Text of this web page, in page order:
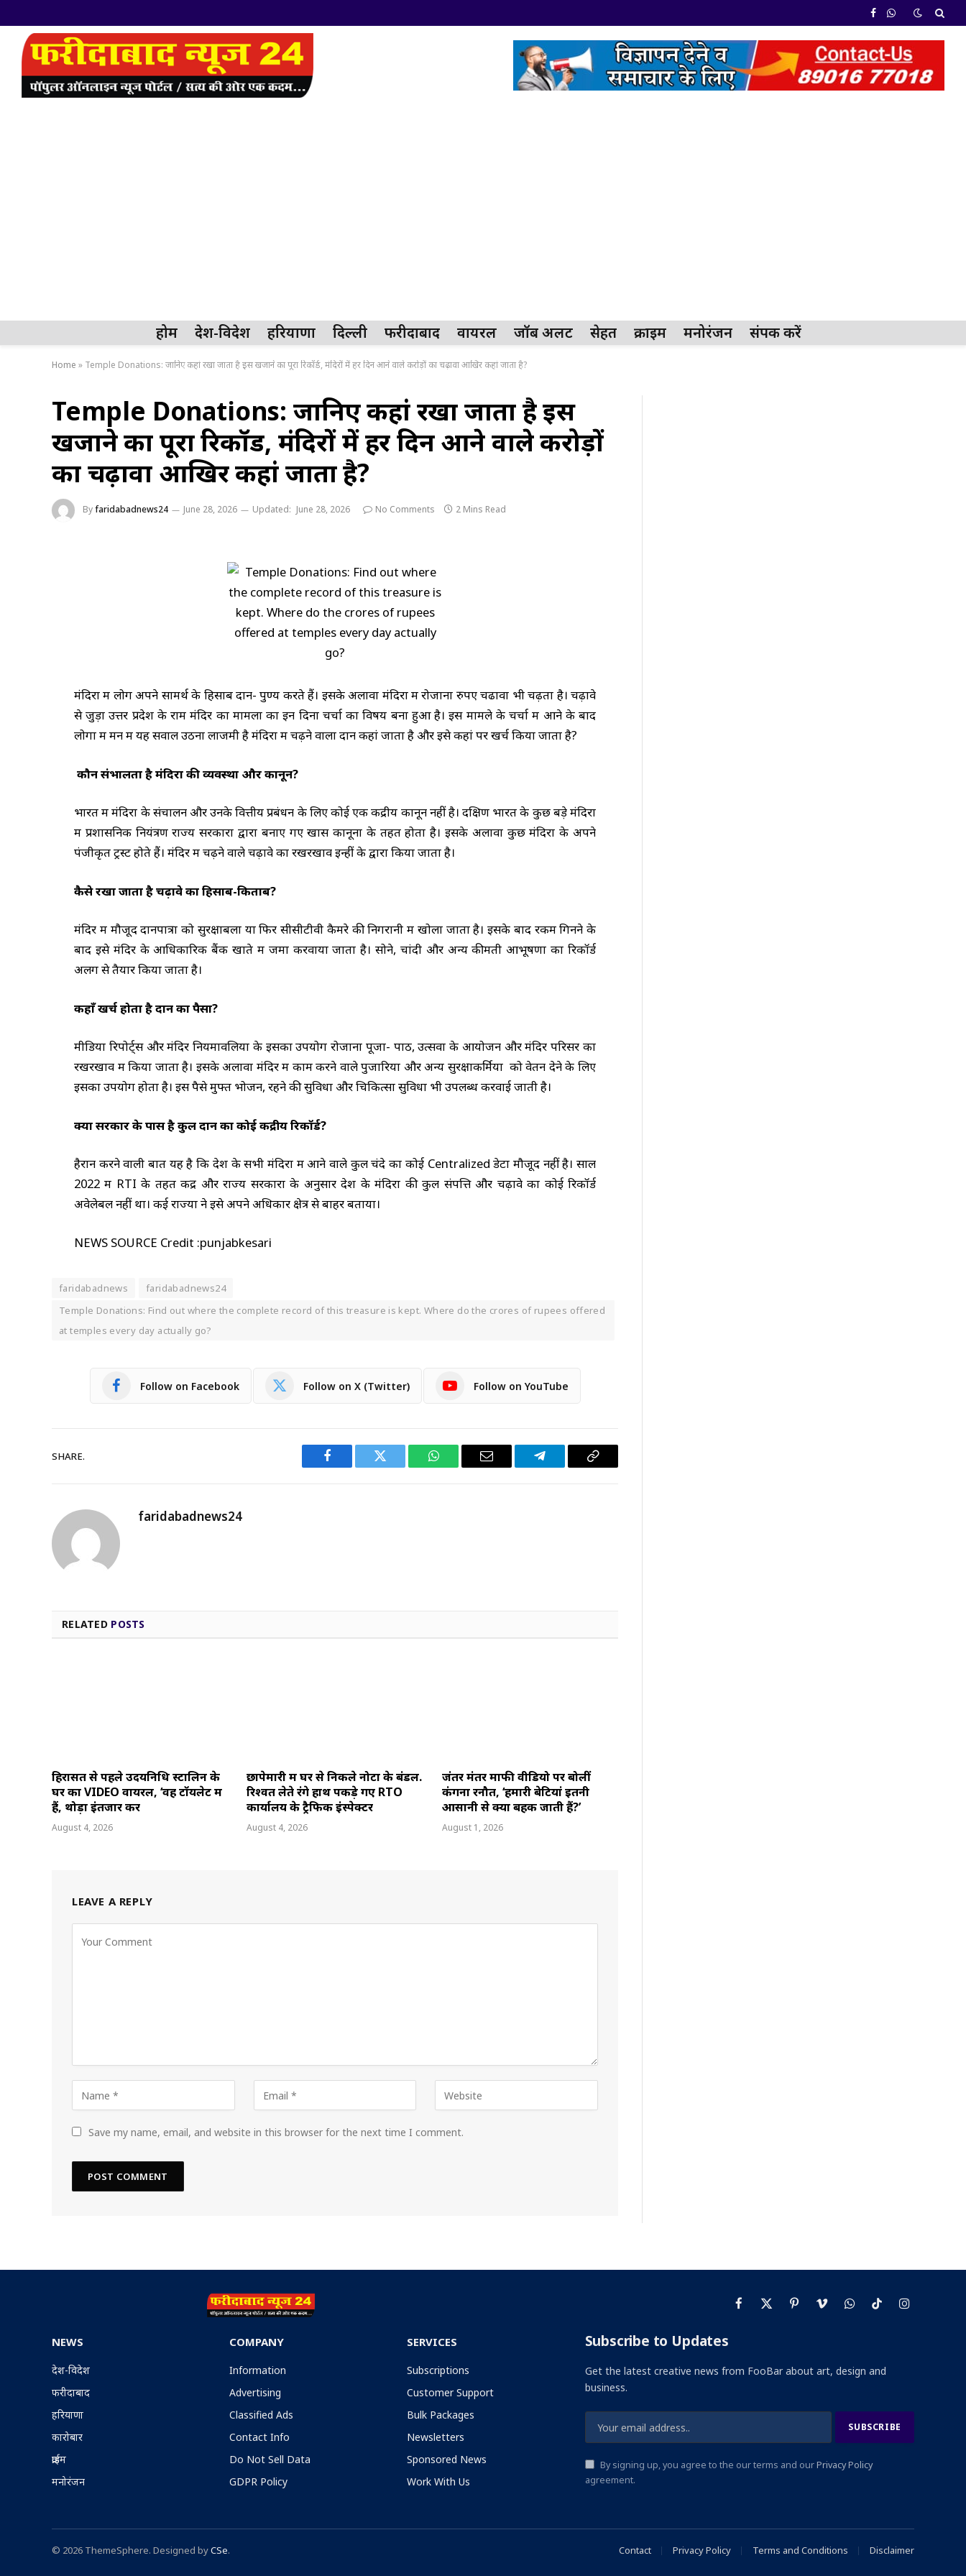
Facebook
WhatsApp
होम देश-विदेश हरियाणा दिल्ली फरीदाबाद वायरल जॉब अलर्ट सेहत क्राईम मनोरंजन संपर्क करें
Home » Temple Donations: जानिए कहां रखा जाता है इस खजाने का पूरा रिकॉर्ड, मंदिरों में हर दिन आने वाले करोड़ों का चढ़ावा आखिर कहां जाता है?
Temple Donations: जानिए कहां रखा जाता है इस
खजाने का पूरा रिकॉर्ड, मंदिरों में हर दिन आने वाले करोड़ों
का चढ़ावा आखिर कहां जाता है?
Byfaridabadnews24 June 28, 2026 Updated: June 28, 2026 No Comments 2 Mins Read
मंदिरों में लोग अपने सामर्थ के हिसाब दान- पुण्य करते हैं। इसके अलावा मंदिरों में रोजाना रुपए चढावा भी चढ़ता है। चढ़ावे
से जुड़ा उत्तर प्रदेश के राम मंदिर का मामला का इन दिनों चर्चा का विषय बना हुआ है। इस मामले के चर्चा में आने के बाद
लोगों में मन में यह सवाल उठना लाजमी है मंदिरों में चढ़ने वाला दान कहां जाता है और इसे कहां पर खर्च किया जाता है?
कौन संभालता है मंदिरों की व्यवस्था और कानून?
भारत में मंदिरों के संचालन और उनके वित्तीय प्रबंधन के लिए कोई एक केंद्रीय कानून नहीं है। दक्षिण भारत के कुछ बड़े मंदिरों
में प्रशासनिक नियंत्रण राज्य सरकारों द्वारा बनाए गए खास कानूनों के तहत होता है। इसके अलावा कुछ मंदिरों के अपने
पंजीकृत ट्रस्ट होते हैं। मंदिर में चढ़ने वाले चढ़ावे का रखरखाव इन्हीं के द्वारा किया जाता है।
कैसे रखा जाता है चढ़ावे का हिसाब-किताब?
मंदिर में मौजूद दानपात्रों को सुरक्षाबलों या फिर सीसीटीवी कैमरे की निगरानी में खोला जाता है। इसके बाद रकम गिनने के
बाद इसे मंदिर के आधिकारिक बैंक खाते में जमा करवाया जाता है। सोने, चांदी और अन्य कीमती आभूषणों का रिकॉर्ड
अलग से तैयार किया जाता है।
कहाँ खर्च होता है दान का पैसा?
मीडिया रिपोर्ट्स और मंदिर नियमावलियों के इसका उपयोग रोजाना पूजा- पाठ, उत्सवों के आयोजन और मंदिर परिसर का
रखरखाव में किया जाता है। इसके अलावा मंदिर में काम करने वाले पुजारियों और अन्य सुरक्षाकर्मियों को वेतन देने के लिए
इसका उपयोग होता है। इस पैसे मुफ्त भोजन, रहने की सुविधा और चिकित्सा सुविधा भी उपलब्ध करवाई जाती है।
क्या सरकार के पास है कुल दान का कोई केंद्रीय रिकॉर्ड?
हैरान करने वाली बात यह है कि देश के सभी मंदिरों में आने वाले कुल चंदे का कोई Centralized डेटा मौजूद नहीं है। साल
2022 में RTI के तहत केंद्र और राज्य सरकारों के अनुसार देश के मंदिरों की कुल संपत्ति और चढ़ावे का कोई रिकॉर्ड
अवेलेबल नहीं था। कई राज्यों ने इसे अपने अधिकार क्षेत्र से बाहर बताया।
NEWS SOURCE Credit :punjabkesari
faridabadnews
faridabadnews24
Temple Donations: Find out where the complete record of this treasure is kept. Where do the crores of rupees offered
at temples every day actually go?
Follow on Facebook Follow on X (Twitter) Follow on YouTube
SHARE.
Facebook Twitter WhatsAppEmail Telegram Copy
faridabadnews24
RELATED POSTS
हिरासत से पहले उदयनिधि स्टालिन के
घर का VIDEO वायरल, ‘वह टॉयलेट में
हैं, थोड़ा इंतजार करें
August 4, 2026
छापेमारी में घर से निकले नोटों के बंडल.
रिश्वत लेते रंगे हाथ पकड़े गए RTO
कार्यालय के ट्रैफिक इंस्पेक्टर
August 4, 2026
जंतर मंतर माफी वीडियो पर बोलीं
कंगना रनौत, ‘हमारी बेटियां इतनी
आसानी से क्यों बहक जाती हैं?’
August 1, 2026
LEAVE A REPLY
Save my name, email, and website in this browser for the next time I comment.
Facebook
X
PinterestVimeoWhatsAppTikTokInstagram
NEWS
देश-विदेश
फरीदाबाद
हरियाणा
कारोबार
क्राईम
मनोरंजन
COMPANY
Information
Advertising
Classified Ads
Contact Info
Do Not Sell Data
GDPR Policy
SERVICES
Subscriptions
Customer Support
Bulk Packages
Newsletters
Sponsored News
Work With Us
Subscribe to Updates
Get the latest creative news from FooBar about art, design and
business.
By signing up, you agree to the our terms and ourPrivacy Policy
agreement.
© 2026 ThemeSphere. Designed byCSe. Contact Privacy Policy Terms and Conditions Disclaimer